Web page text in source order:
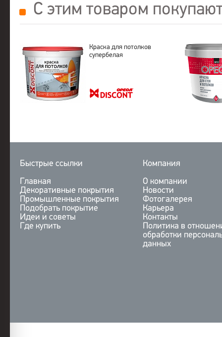
С этим товаром
Краска для потолков
супербелая
Быстрые ссылки
Главная
Декоративные покрытия
Промышленные покрытия
Подобрать покрытие
Идеи и советы
Где купить
Компания
О компании
Новости
Фотогалерея
Карьера
Контакты
Политика в
обработки
данных